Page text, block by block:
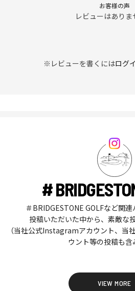
お客様の声
レビューはありま
※レビューを書くにはログ
#
＃BRIDGESTONE GOLFなど関
投稿いただいた中から、素敵な
（当社公式Instagramアカウント、当
ウント等の投稿も含
VIEW MORE